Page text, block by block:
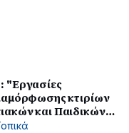
"Εργασίες
κτιρίων
και Παιδικών